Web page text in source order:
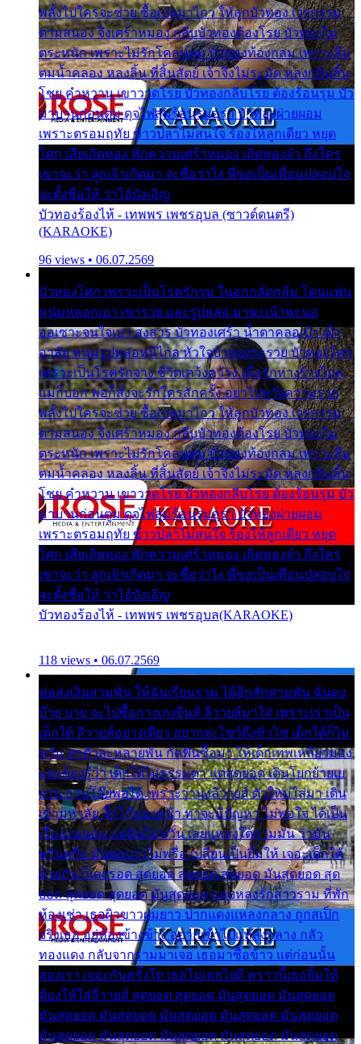
พลั้งไปใครจะช่วย ซื้อเปลมาไกว ให้ลูกบัวทอง เวรกรรม
ตามสนอง จึงเศร้าหมอง กลีบบัวทองต้องโรย บัวทองไม่
ตระหนัก เพราะไม่รักโคลนตม บัวทองท้องกลม เพราะลืม
ตมน้ำคลอง หลงลิ้น ที่สิ้นสัตย์ เจ้าจึงไม่ระมัด หลงกลิ่นลิ้น
โชย คำหวาน เขาวาดโรย บัวทองกลีบโรย ต้องร้อนรุม บัว
มาบานก่อนตูม ดุจไฟสุมร้อนรุมอุรา บัวทองผ่ายผอม
เพราะตรอมฤทัย ข้าวปลาไม่สนใจ ร้องไห้ลูกเดียว หยุด
โศก เสียเถิดทอง พักความเศร้าหมอง เถิดทองจ๋า ถึงใคร
เขาจะว่า ลูกเจ้าเกิดมา จะชื่อว่าไง พี่ขอเป็นเพื่อนปลอบใจ
จะตั้งชื่อให้ ว่าไอ้บังเอิญ
บัวทองร้องไห้ - เทพพร เพชรอุบล (ซาวด์ดนตรี)
(KARAOKE)
96 views • 06.07.2569
บัวทองโศก เพราะเป็นโรครักรุม ในอกกลัดกลุ้ม โดนแฟน
หนุ่มหลอกเอา เขารวย และรูปหล่อ มาพะเน้าพะนอ
ออเซาะจนใจเบา สงสาร บัวทองเศร้า น้ำตาคลอเบ้า เฝ้า
อาลัย หนุ่มรูปหล่อหนีไกล หัวใจบัวทองระรวย บัวทองโศก
เพราะเป็นโรครักจาง ชีวิตเคว้งคว้าง เมื่อรักห่างร้างไกล
แม่ก็บอก พ่อก็สั่งจะรักใครสักครั้ง อย่าไปหวังความรวย
พลั้งไปใครจะช่วย ซื้อเปลมาไกว ให้ลูกบัวทอง เวรกรรม
ตามสนอง จึงเศร้าหมอง กลีบบัวทองต้องโรย บัวทองไม่
ตระหนัก เพราะไม่รักโคลนตม บัวทองท้องกลม เพราะลืม
ตมน้ำคลอง หลงลิ้น ที่สิ้นสัตย์ เจ้าจึงไม่ระมัด หลงกลิ่นลิ้น
โชย คำหวาน เขาวาดโรย บัวทองกลีบโรย ต้องร้อนรุม บัว
มาบานก่อนตูม ดุจไฟสุมร้อนรุมอุรา บัวทองผ่ายผอม
เพราะตรอมฤทัย ข้าวปลาไม่สนใจ ร้องไห้ลูกเดียว หยุด
โศก เสียเถิดทอง พักความเศร้าหมอง เถิดทองจ๋า ถึงใคร
เขาจะว่า ลูกเจ้าเกิดมา จะชื่อว่าไง พี่ขอเป็นเพื่อนปลอบใจ
จะตั้งชื่อให้ ว่าไอ้บังเอิญ
บัวทองร้องไห้ - เทพพร เพชรอุบล(KARAOKE)
118 views • 06.07.2569
พ่อส่งเงินสามพัน ให้ฉันเรียนราม ได้อีกสักสามพัน ฉันคง
บ๊าย บาย จะไปซื้อกางเกงยีนส์ ลีวายส์มาใส่ เพราะเราเป็น
เด็กใต้ ลีวายส์อย่างเดียว อยากจะโชว์ถึงหิวโซ เด็กใต้ก็ไม่
หวั่น ตกตัวละหลายพัน กัดฟันซื้อมา ให้เด็กเทพเหลียวมอง
และต้องรู้ว่า เด็กใต้ไม่ธรรมดา แต่สุดยอด เดินโยกย้ายเย
ยวน กวนโอ๊ยพอได้ เพราะว่านุ่งลีวายส์ ตัวใหม่ใส่มา เดิน
เข้ามหาลัย จิ๊กโก๊มองหน้า ท่าจะมีปัญหา ไม่พอใจ ได้เป็น
เรื่องแน่นอน แต่ฉันไม่หวั่น เลยแหลงใต้ถามมัน ว่ามัน
พรั่นพรือ มันตอบว่าไม่พรื่อ เปลี่ยนเป็นยิ้มให้ เจอะเด็กใต้
ด้วยกัน ก็เลยรอด สุดยอด สุดยอด สุดยอด มันสุดยอด สุด
ยอด สุดยอด สุดยอด มันสุดยอด แอบหลงรักสาวราม ที่พัก
ห้องเช่า เธอผิวขาวผมยาว ปากแดงแหลงกลาง ถูกสเป็ก
จริงเธอ อยู่ห้องข้างข้าง อยากเข้าไปแหลงกลาง กลัว
ทองแดง กลับจากรามมาเจอ เธอมาซื้อข้าว แต่ก่อนนั้น
สองเรา เจอะกันครั้งใด เธอไม่เคยไยดี คราวนี้เธอยิ้มให้
ต้องให้ใส่ลีวายส์ สุดยอด สุดยอด มันสุดยอด มันสุดยอด
มันสุดยอด มันสุดยอด มันสุดยอด มันสุดยอด มันสุดยอด
มันสุดยอด มันสุดยอด มันสุดยอด มันสุดยอด มันสุดยอด